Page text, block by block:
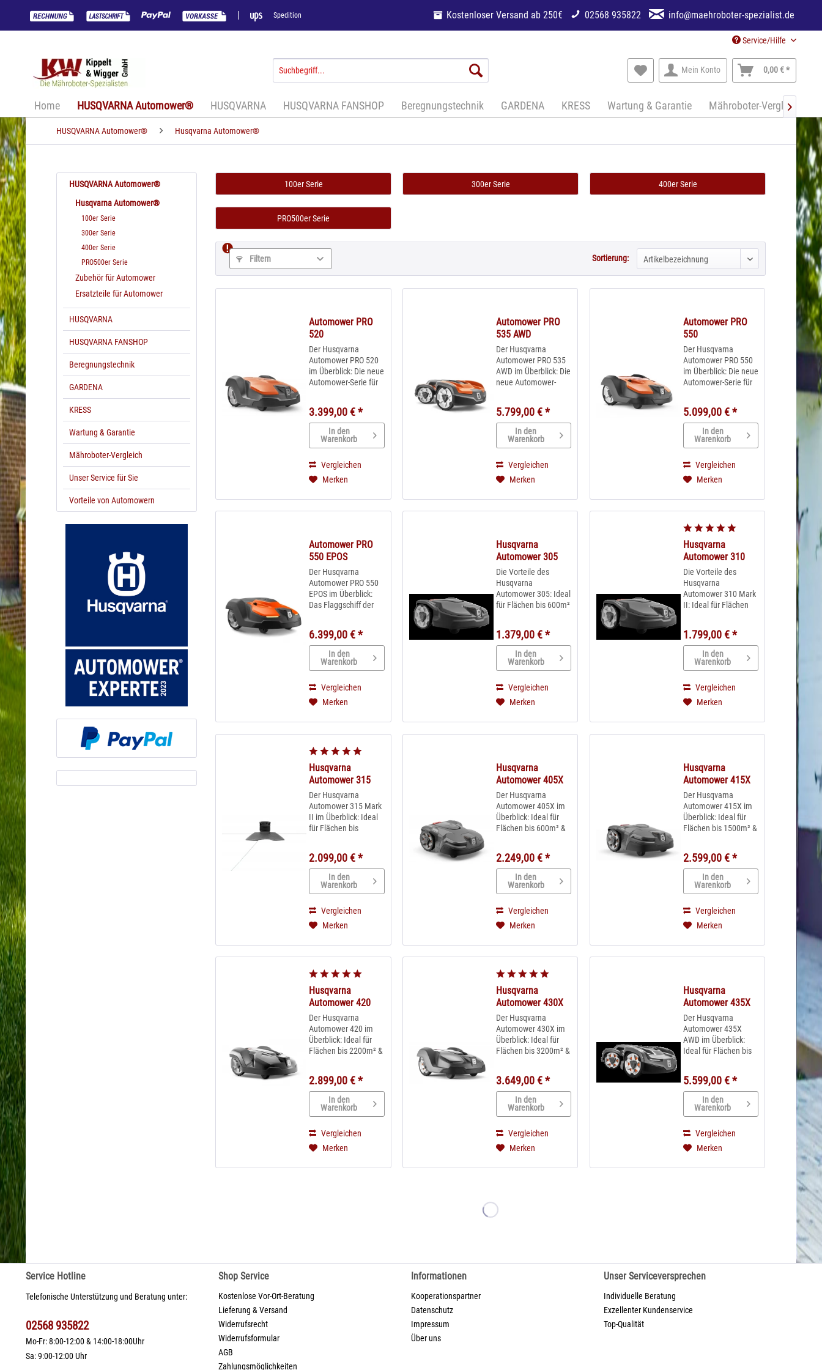
| Spedition Kostenloser Versand ab 250€ 02568 935822 info@maehroboter-spezialist.de
Service/Hilfe
Mein Konto 0,00 € *
Home HUSQVARNA Automower® HUSQVARNA HUSQVARNA FANSHOP Beregnungstechnik GARDENA KRESS Wartung & Garantie Mähroboter-Vergleich

HUSQVARNA Automower® Husqvarna Automower®
HUSQVARNA Automower®
Husqvarna Automower®
100er Serie
300er Serie
400er Serie
PRO500er Serie
Zubehör für Automower
Ersatzteile für Automower
HUSQVARNA
HUSQVARNA FANSHOP
Beregnungstechnik
GARDENA
KRESS
Wartung & Garantie
Mähroboter-Vergleich
Unser Service für Sie
Vorteile von Automowern
100er Serie 300er Serie 400er Serie
PRO500er Serie
Filtern Sortierung:
Automower PRO
520
Der Husqvarna
Automower PRO 520
im Überblick: Die neue
Automower-Serie für
Betrieb Ideal für
Flächen bis 2200m² &
max. 45% Steigung
GPS-Steuerung und
Wettertimer sorgen
für pefekte
Mähleistung in
3.399,00 € *
In den
Warenkorb
Vergleichen
Merken
Automower PRO
535 AWD
Der Husqvarna
Automower PRO 535
AWD im Überblick: Die
neue Automower-
Einsatz im 24h-
Betrieb Ideal für
Flächen bis 3500m² &
max. 70% Steigung
Der Alleskönner in
umwegsamen
Gelände GPS-
5.799,00 € *
In den
Warenkorb
Vergleichen
Merken
Automower PRO
550
Der Husqvarna
Automower PRO 550
im Überblick: Die neue
Automower-Serie für
Betrieb Ideal für
Flächen bis 5000m² &
max. 45% Steigung
GPS-Steuerung und
Wettertimer sorgen
für pefekte
Mähleistung in
5.099,00 € *
In den
Warenkorb
Vergleichen
Merken
Automower PRO
550 EPOS
Der Husqvarna
Automower PRO 550
EPOS im Überblick:
Das Flaggschiff der
professionellen
Einsatz im 24h-
Betrieb Ideal für
Flächen bis 5000m² &
max. 45% Steigung
GPS-Steuerung und
Wettertimer sorgen
6.399,00 € *
In den
Warenkorb
Vergleichen
Merken
Husqvarna
Automower 305
Die Vorteile des
Husqvarna
Automower 305: Ideal
für Flächen bis 600m²
sehr zuverlässiger
Mähroboter Leiser
Betrieb, Niedriger
Energieverbrauch
Perfekte Rasenpflege
ohne viel Zeitaufwand
Nur bei uns: Auf...
1.379,00 € *
In den
Warenkorb
Vergleichen
Merken
Husqvarna
Automower 310
Mark II
Die Vorteile des
Husqvarna
Automower 310 Mark
II: Ideal für Flächen
für unebene Flächen
mit Offroad-Kit
nutzbar Wechselcover
in Orange und Weiß
erhältlich Leiser
Betrieb, Niedriger
Energieverbrauch...
1.799,00 € *
In den
Warenkorb
Vergleichen
Merken
Husqvarna
Automower 315
Mark II
Der Husqvarna
Automower 315 Mark
II im Überblick: Ideal
für Flächen bis
unebene Flächen mit
Offroad-Kit nutzbar
Wettertimer passt
automatisch die
Mähleistung ans
Wetter an Leiser
Betrieb, Niedriger...
2.099,00 € *
In den
Warenkorb
Vergleichen
Merken
Husqvarna
Automower 405X
Der Husqvarna
Automower 405X im
Überblick: Ideal für
Flächen bis 600m² &
Wettertimer sorgen
für pefekte
Mähleistung in jedem
Gartenbereich Jetzt
neu - einfache
Steuerung per
Smartphone App
2.249,00 € *
In den
Warenkorb
Vergleichen
Merken
Husqvarna
Automower 415X
Der Husqvarna
Automower 415X im
Überblick: Ideal für
Flächen bis 1500m² &
Wettertimer sorgen
für pefekte
Mähleistung in jedem
Gartenbereich Jetzt
neu - einfache
Steuerung per
Smartphone App
2.599,00 € *
In den
Warenkorb
Vergleichen
Merken
Husqvarna
Automower 420
Der Husqvarna
Automower 420 im
Überblick: Ideal für
Flächen bis 2200m² &
mit Offroad-Kit
nutzbar Wettertimer
passt automatisch die
Mähleistung ans
Wetter an
Autoconnect@Home -
Steuerung Ihres...
2.899,00 € *
In den
Warenkorb
Vergleichen
Merken
Husqvarna
Automower 430X
Der Husqvarna
Automower 430X im
Überblick: Ideal für
Flächen bis 3200m² &
Wettertimer sorgen
für pefekte
Mähleistung in jedem
Gartenbereich Jetzt
neu - einfache
Steuerung per
Smartphone App
3.649,00 € *
In den
Warenkorb
Vergleichen
Merken
Husqvarna
Automower 435X
AWD
Der Husqvarna
Automower 435X
AWD im Überblick:
Ideal für Flächen bis
Allradantrieb (All
Wheel-Drive) GPS-
Steuerung und
Wettertimer sorgen
für pefekte
Mähleistung in jedem
Gartenbereich
5.599,00 € *
In den
Warenkorb
Vergleichen
Merken
Service Hotline
Telefonische Unterstützung und Beratung unter:
02568 935822
Mo-Fr: 8:00-12:00 & 14:00-18:00Uhr
Sa: 9:00-12:00 Uhr
Shop Service
Kostenlose Vor-Ort-Beratung
Lieferung & Versand
Widerrufsrecht
Widerrufsformular
AGB
Zahlungsmöglichkeiten
Informationen
Kooperationspartner
Datenschutz
Impressum
Über uns
Unser Serviceversprechen
Individuelle Beratung
Exzellenter Kundenservice
Top-Qualität